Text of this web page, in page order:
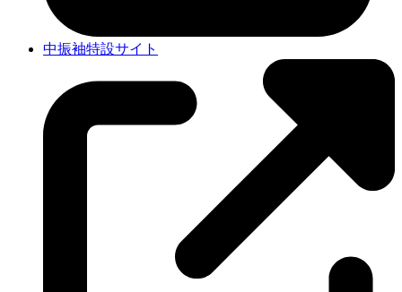
中振袖特設サイト